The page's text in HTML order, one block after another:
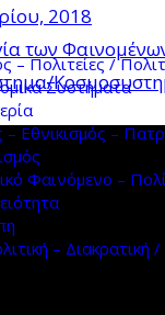
– Πολιτείες /
Συστήματα
Εθνικισμός –
Φαινόμενο –
– Διακρατική
2018
των